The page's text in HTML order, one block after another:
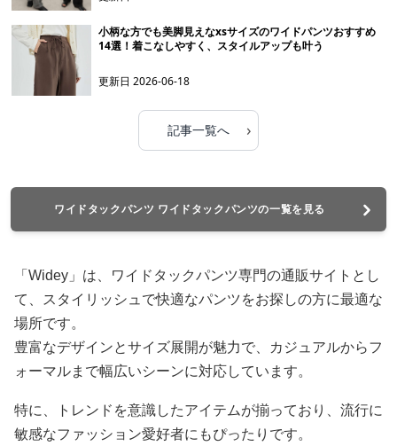
小柄な方でも美脚見えなxsサイズのワイドパンツおすすめ
14選！着こなしやすく、スタイルアップも叶う
更新日2026-06-18
記事一覧へ ›
ワイドタックパンツ ワイドタックパンツの一覧を見る
「Widey」は、ワイドタックパンツ専門の通販サイトとし
て、スタイリッシュで快適なパンツをお探しの方に最適な
場所です。
豊富なデザインとサイズ展開が魅力で、カジュアルからフ
ォーマルまで幅広いシーンに対応しています。
特に、トレンドを意識したアイテムが揃っており、流行に
敏感なファッション愛好者にもぴったりです。